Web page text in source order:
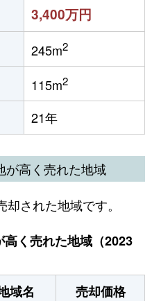
3,400万円
245m2
115m2
21年
が高く売れた地域
された地域です。
く売れた地域（2023
域名
売却価格